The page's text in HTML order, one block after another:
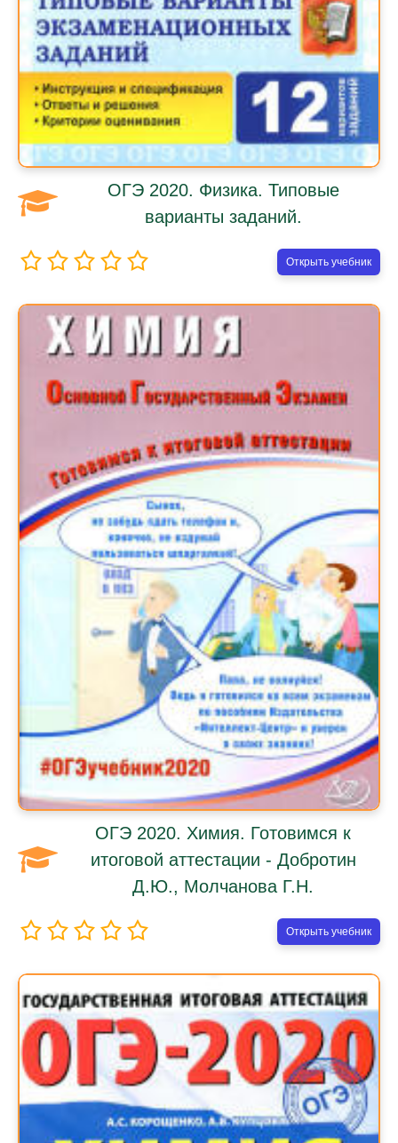
ОГЭ 2020. Физика. Типовые
варианты заданий.
Открыть учебник
ОГЭ 2020. Химия. Готовимся к
итоговой аттестации - Добротин
Д.Ю., Молчанова Г.Н.
Открыть учебник